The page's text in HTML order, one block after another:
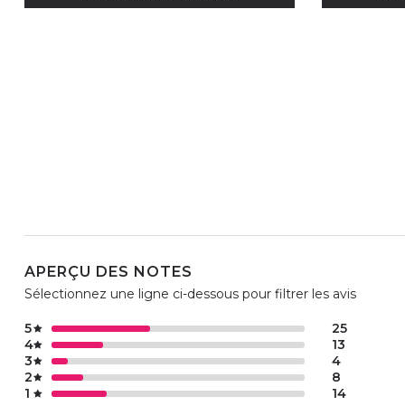
APERÇU DES NOTES
Sélectionnez une ligne ci-dessous pour filtrer les avis
1 14
2 8
3 4
4 13
5 25